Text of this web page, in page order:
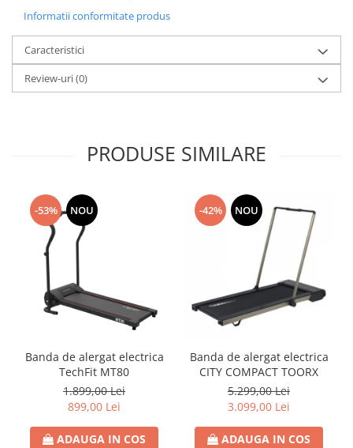
Informatii conformitate produs
Caracteristici
Review-uri(0)
PRODUSE SIMILARE
-53% NOU
Banda de alergat electrica
TechFit MT80
1.899,00 Lei
899,00 Lei
ADAUGA IN COS
-42% NOU
Banda de alergat electrica
CITY COMPACT TOORX
5.299,00 Lei
3.099,00 Lei
ADAUGA IN COS